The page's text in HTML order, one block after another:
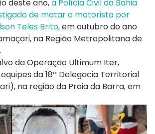
deste ano,a Polícia Civil da Bahia
de matar o motorista por
Teles Brito,em outubro do ano
na Região Metropolitana de
da Operação Ultimum Iter,
da 18ª Delegacia Territorial
na região da Praia da Barra, em